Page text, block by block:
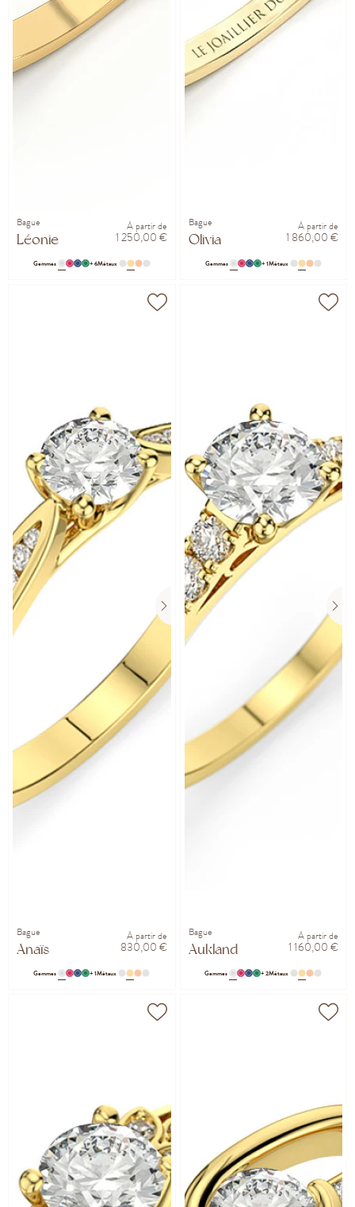
Bague
Léonie
À partir de
1 250,00 €
Gemmes + 6Métaux
Bague
Olivia
À partir de
1 860,00 €
Gemmes + 1Métaux
Bague
Anaïs
À partir de
830,00 €
Gemmes + 1Métaux
Bague
Aukland
À partir de
1 160,00 €
Gemmes + 2Métaux